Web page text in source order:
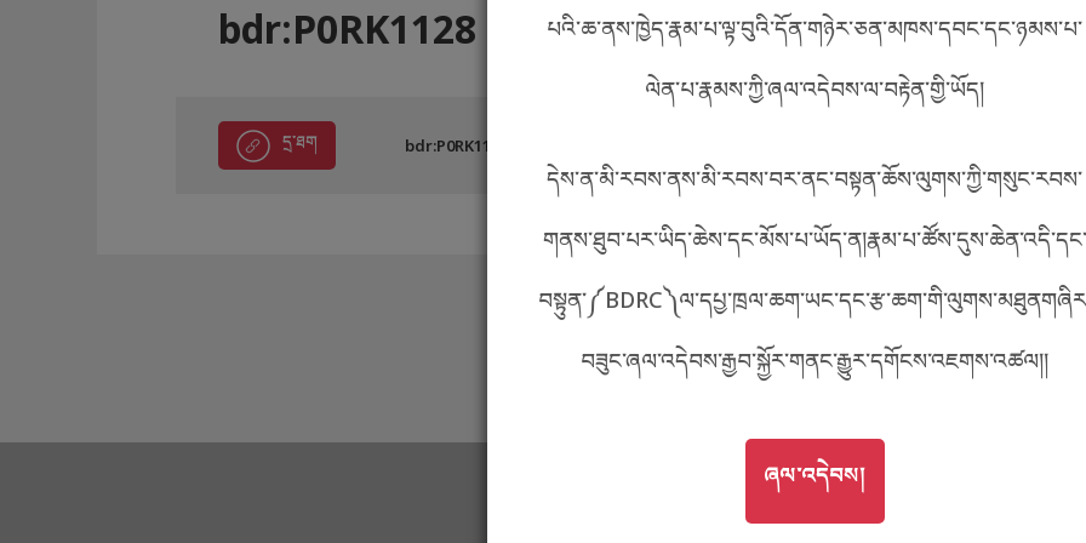
བོད་ཡིག
English
ភាសាខ្មែរ
པའི་ཆ་ནས་ཁྱེད་རྣམ་པ་ལྟ་བུའི་དོན་གཉེར་ཅན་མཁས་དབང་དང་ཉམས་པ་
ལེན་པ་རྣམས་ཀྱི་ཞལ་འདེབས་ལ་བརྟེན་གྱི་ཡོད།
དེས་ན་མི་རབས་ནས་མི་རབས་བར་ནང་བསྟན་ཆོས་ལུགས་ཀྱི་གསུང་རབས་
གནས་ཐུབ་པར་ཡིད་ཆེས་དང་མོས་པ་ཡོད་ན།རྣམ་པ་ཚོས་དུས་ཆེན་འདི་དང་
བཟུང་ཞལ་འདེབས་རྒྱབ་སྐྱོར་གནང་རྒྱུར་དགོངས་འཇགས་འཚལ།།
GO TOཞལ་འདེབས།
ཞལ་འདེབས།
bdr:P0RK1128
དྲ་ཐག bdr:P0RK1128